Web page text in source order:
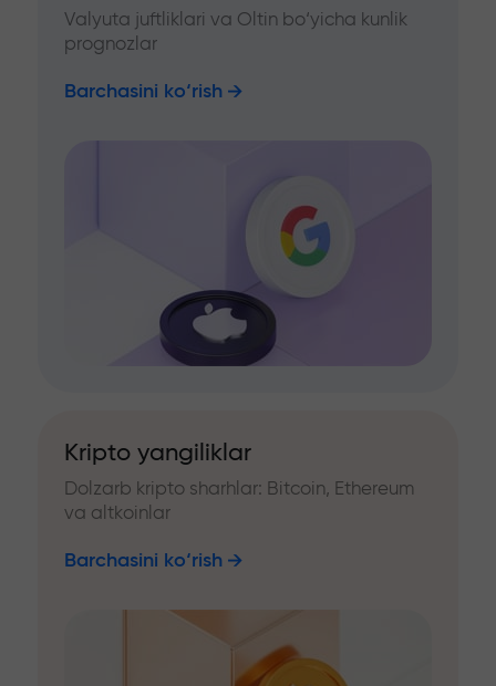
Valyuta juftliklari va Oltin bo‘yicha kunlik
prognozlar
Barchasini ko‘rish
Kripto yangiliklar
Dolzarb kripto sharhlar: Bitcoin, Ethereum
va altkoinlar
Barchasini ko‘rish